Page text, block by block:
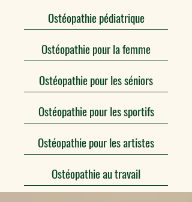
Ostéopathie pédiatrique
Ostéopathie pour la femme
Ostéopathie pour les séniors
Ostéopathie pour les sportifs
Ostéopathie pour les artistes
Ostéopathie au travail